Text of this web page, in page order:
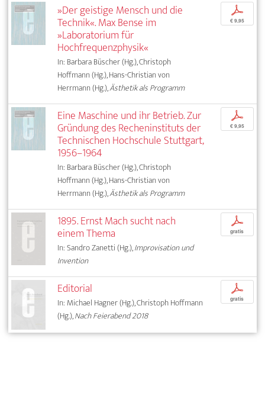
»Der geistige Mensch und die
Technik«. Max Bense im
»Laboratorium für
Hochfrequenzphysik«
In: Barbara Büscher (Hg.), Christoph
Hoffmann (Hg.), Hans-Christian von
Herrmann (Hg.),Ästhetik als Programm
p
€ 9,95
Eine Maschine und ihr Betrieb. Zur
Gründung des Recheninstituts der
Technischen Hochschule Stuttgart,
1956–1964
In: Barbara Büscher (Hg.), Christoph
Hoffmann (Hg.), Hans-Christian von
Herrmann (Hg.),Ästhetik als Programm
p
€ 9,95
1895. Ernst Mach sucht nach
einem Thema
In: Sandro Zanetti (Hg.),Improvisation und
Invention
p
gratis
Editorial
In: Michael Hagner (Hg.), Christoph Hoffmann
(Hg.),Nach Feierabend 2018
p
gratis